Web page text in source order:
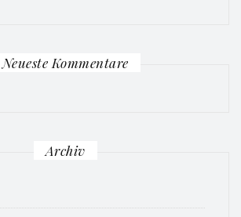
Neueste Kommentare
Archiv